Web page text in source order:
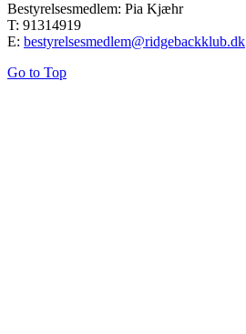
Bestyrelsesmedlem: Pia Kjæhr
T: 91314919
E: bestyrelsesmedlem@ridgebackklub.dk
Go to Top